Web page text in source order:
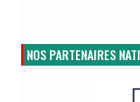
NOS PARTENAIRES